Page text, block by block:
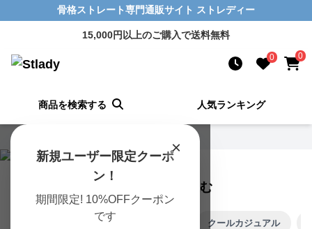
骨格ストレート専門通販サイト ストレディー
15,000円以上のご購入で送料無料
0 0
商品を検索する 人気ランキング
×
新規ユーザー限定クーポ
ン！
期間限定! 10%OFFクーポン
です
Stlady TOP
顔タイプで絞り込む
アクティブキュート クールカジュアル